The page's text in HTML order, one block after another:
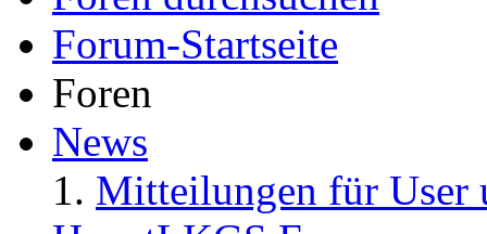
Forum-Startseite
Foren
News
Mitteilungen für User